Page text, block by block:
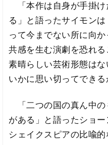
「本作は自身が手掛け
る」と語ったサイモン
って今までない所に向
共感を生む演劇を恐れ
素晴らしい芸術形態は
いかに思い切ってできる
「二つの国の真ん中の
がある」と語ったショ
シェイクスピアの比喩